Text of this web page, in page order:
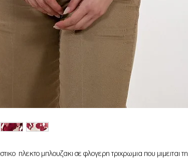
πλεκτο μπλουζακι σε φλογερη τριχρωμια που μιμειται τη